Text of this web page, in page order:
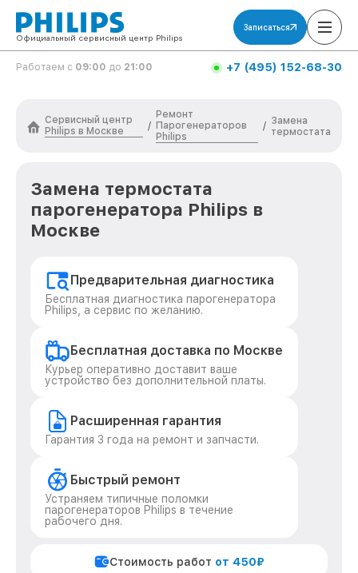
Официальный сервисный центр Philips
Записаться
Работаем с 09:00 до 21:00 +7 (495) 152-68-30
Сервисный центр
Philips в Москве
/
Ремонт
Парогенераторов
Philips
/ Замена
термостата
Замена термостата
парогенератора Philips в
Москве
Предварительная диагностика
Бесплатная диагностика парогенератора
Philips, а сервис по желанию.
Бесплатная доставка по Москве
Курьер оперативно доставит ваше
устройство без дополнительной платы.
Расширенная гарантия
Гарантия 3 года на ремонт и запчасти.
Быстрый ремонт
Устраняем типичные поломки
парогенераторов Philips в течение
рабочего дня.
Стоимость работ от 450₽